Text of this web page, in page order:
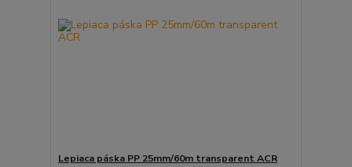
Lepiaca páska PP 25mm/60m transparent ACR